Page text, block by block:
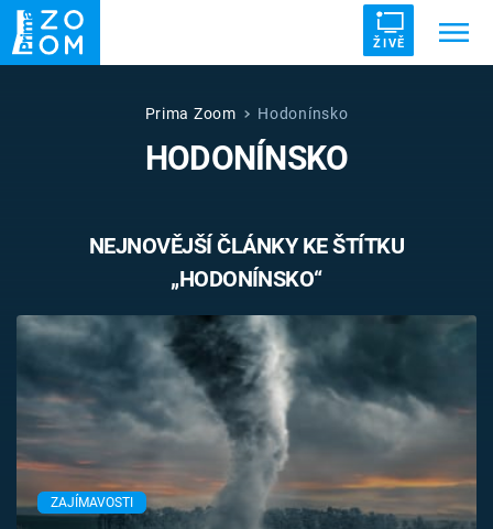
ŽIVĚ
UFO DRUHÁ SVĚTOVÁ VÁLKA
VETŘELCI DÁVNOVĚKU
Témata
Pořady
TV Program
Časopis
Prima Zoom Hodonínsko
HODONÍNSKO
NEJNOVĚJŠÍ ČLÁNKY KE ŠTÍTKU
„HODONÍNSKO“
ZAJÍMAVOSTI